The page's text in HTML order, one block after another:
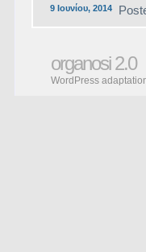
9 Ιουνίου, 2014
organosi 2.0
WordPress